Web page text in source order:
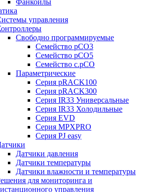
Фанкойлы
управления
Свободно программируемые
Семейство pCO3
Семейство pCO5
Семейство c.pCO
Параметрические
Серия pRACK100
Серия pRACK300
Серия IR33 Универсальные
Серия IR33 Холодильные
Серия EVD
Серия MPXPRO
Серия PJ easy
Датчики давления
Датчики температуры
Датчики влажности и температуры
для мониторинга и
управления